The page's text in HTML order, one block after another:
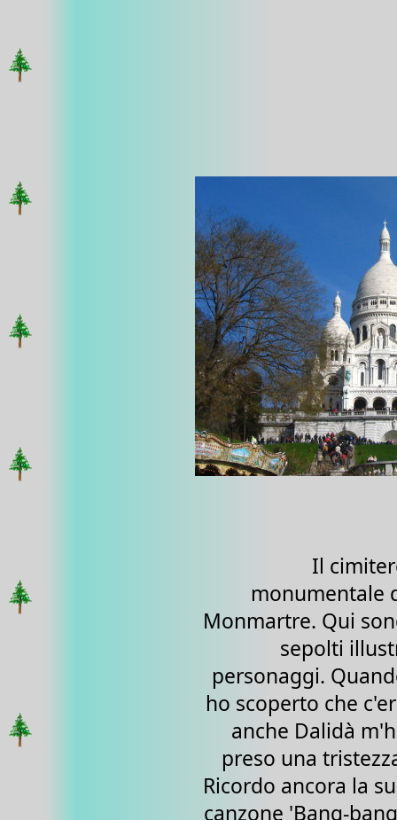
Il
monumentale
Monmartre. Qui
sepolti
personaggi.
ho scoperto che
anche Dalidà
preso una
Ricordo ancora la
canzone 'Bang-